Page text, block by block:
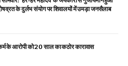
व्रत के दुर्लभ संयोग पर शिवालयों में उमड़ा जनसैलाब
के आरोपी को 20 साल का कठोर कारावास